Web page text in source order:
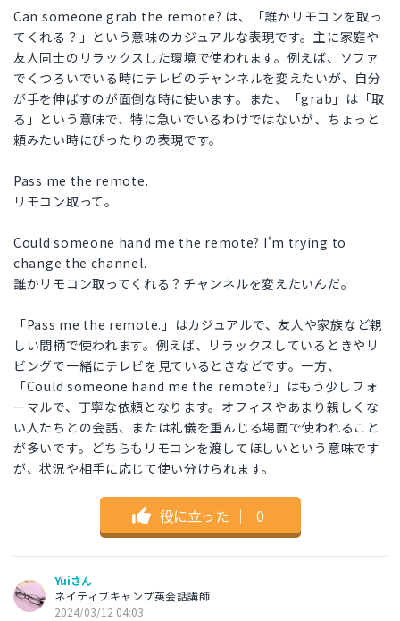
Can someone grab the remote? は、「誰かリモコンを取っ
てくれる？」という意味のカジュアルな表現です。主に家庭や
友人同士のリラックスした環境で使われます。例えば、ソファ
でくつろいでいる時にテレビのチャンネルを変えたいが、自分
が手を伸ばすのが面倒な時に使います。また、「grab」は「取
る」という意味で、特に急いでいるわけではないが、ちょっと
頼みたい時にぴったりの表現です。
Pass me the remote.
リモコン取って。
Could someone hand me the remote? I'm trying to
change the channel.
誰かリモコン取ってくれる？チャンネルを変えたいんだ。
「Pass me the remote.」はカジュアルで、友人や家族など親
しい間柄で使われます。例えば、リラックスしているときやリ
ビングで一緒にテレビを見ているときなどです。一方、
「Could someone hand me the remote?」はもう少しフォ
ーマルで、丁寧な依頼となります。オフィスやあまり親しくな
い人たちとの会話、または礼儀を重んじる場面で使われること
が多いです。どちらもリモコンを渡してほしいという意味です
が、状況や相手に応じて使い分けられます。
役に立った ｜ 0
Yuiさん
ネイティブキャンプ英会話講師
2024/03/12 04:03